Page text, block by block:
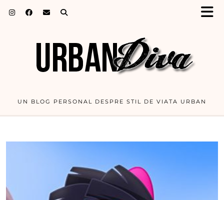
UN BLOG PERSONAL DESPRE STIL DE VIATA URBAN